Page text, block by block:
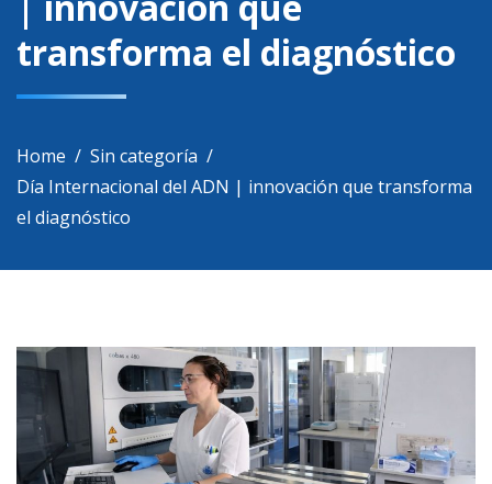
transforma el diagnóstico
Home
Sin categoría
Día Internacional del ADN | innovación que transforma
el diagnóstico